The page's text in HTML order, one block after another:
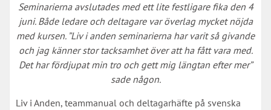
Seminarierna avslutades med ett lite festligare fika den 4
juni. Både ledare och deltagare var överlag mycket nöjda
med kursen. ”Liv i anden seminarierna har varit så givande
och jag känner stor tacksamhet över att ha fått vara med.
Det har fördjupat min tro och gett mig längtan efter mer”
sade någon.
Liv i Anden, teammanual och deltagarhäfte på svenska